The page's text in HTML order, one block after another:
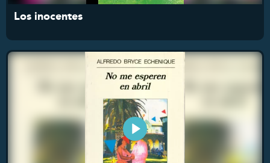
Los inocentes